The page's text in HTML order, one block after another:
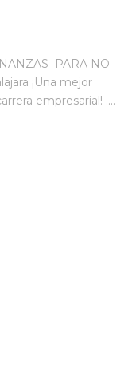
PARA NO
¡Una mejor
empresarial! ....